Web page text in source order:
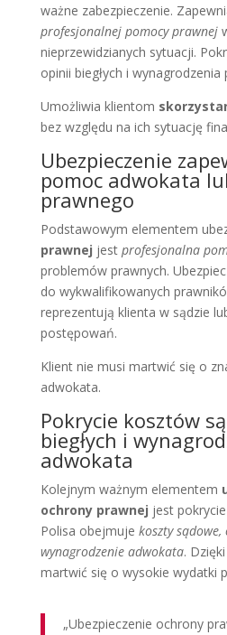
ważne zabezpieczenie.
profesjonalnej pomocy prawnej
nieprzewidzianych sytuacji.
opinii biegłych i wynagrodzenia
Umożliwia klientom
bez względu na ich sytuację
Ubezpieczenie
pomoc adwokata
prawnego
Podstawowym elementem
prawnej jest profesjonalna
problemów prawnych.
do wykwalifikowanych
reprezentują klienta w sądzie
postępowań.
Klient nie musi martwić się o
adwokata.
Pokrycie kosztów
biegłych i
adwokata
Kolejnym ważnym elementem
ochrony prawnej jest
Polisa obejmuje koszty sądowe,
wynagrodzenie adwokata.
martwić się o wysokie wydatki
„Ubezpieczenie ochrony